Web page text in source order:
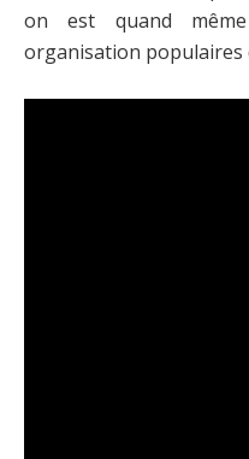
on est quand
organisation populaires